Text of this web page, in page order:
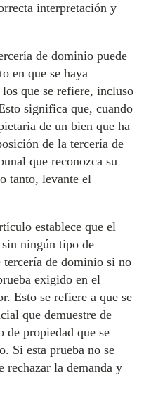
interpretación y
de dominio puede
en que se haya
que se refiere, incluso
significa que, cuando
de un bien que ha
de la tercería de
que reconozca su
tanto, levante el
establece que el
ningún tipo de
tercería de dominio si no
exigido en el
Esto se refiere a que se
que demuestre de
de propiedad que se
Si esta prueba no se
rechazar la demanda y